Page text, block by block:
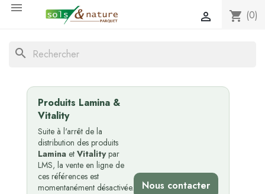

shopping_cart (0)

search
Produits Lamina &
Vitality
Suite à l'arrêt de la
distribution des produits
Lamina et Vitalitypar
LMS, la vente en ligne de
ces références est
momentanément désactivée.
Nous contacter